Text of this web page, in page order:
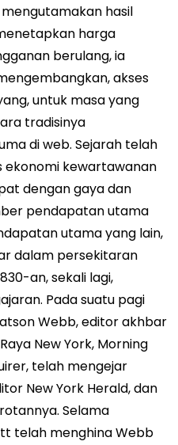
hasil
harga
berulang, ia
akses
untuk masa yang
tradisinya
di web. Sejarah telah
ekonomi kewartawanan
dengan gaya dan
pendapatan utama
utama yang lain,
dalam persekitaran
an, sekali lagi,
Pada suatu pagi
Webb, editor akhbar
New York, Morning
telah mengejar
New York Herald, dan
Selama
telah menghina Webb